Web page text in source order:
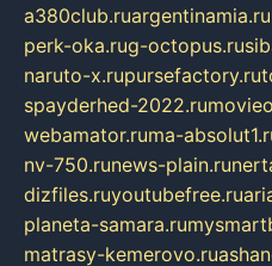
a380club.ruargentinamia.ru
perk-oka.rug-octopus.ru
naruto-x.rupursefactory.ru
spayderhed-2022.ru
webamator.ruma-
nv-750.runews-plain.ru
dizfiles.ruyoutubefree.ru
planeta-samara.ru
matrasy-kemerovo.ru